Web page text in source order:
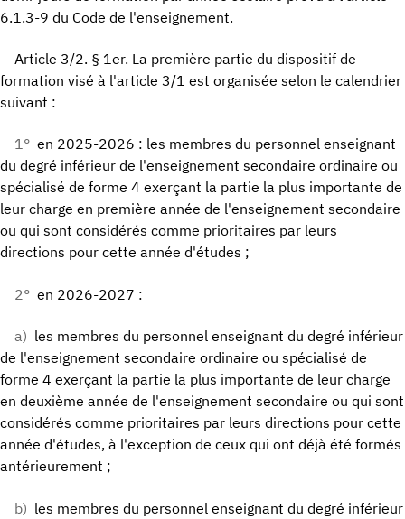
6.1.3-9 du Code de l'enseignement.
Article 3/2. § 1er. La première partie du dispositif de
formation visé à l'article 3/1 est organisée selon le calendrier
suivant :
1° en 2025-2026 : les membres du personnel enseignant
du degré inférieur de l'enseignement secondaire ordinaire ou
spécialisé de forme 4 exerçant la partie la plus importante de
leur charge en première année de l'enseignement secondaire
ou qui sont considérés comme prioritaires par leurs
directions pour cette année d'études ;
2° en 2026-2027 :
a) les membres du personnel enseignant du degré inférieur
de l'enseignement secondaire ordinaire ou spécialisé de
forme 4 exerçant la partie la plus importante de leur charge
en deuxième année de l'enseignement secondaire ou qui sont
considérés comme prioritaires par leurs directions pour cette
année d'études, à l'exception de ceux qui ont déjà été formés
antérieurement ;
b) les membres du personnel enseignant du degré inférieur